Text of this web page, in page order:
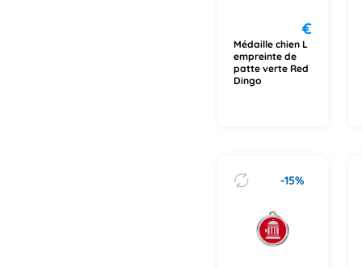
€
Médaille chien L
empreinte de
patte verte Red
Dingo
-15%